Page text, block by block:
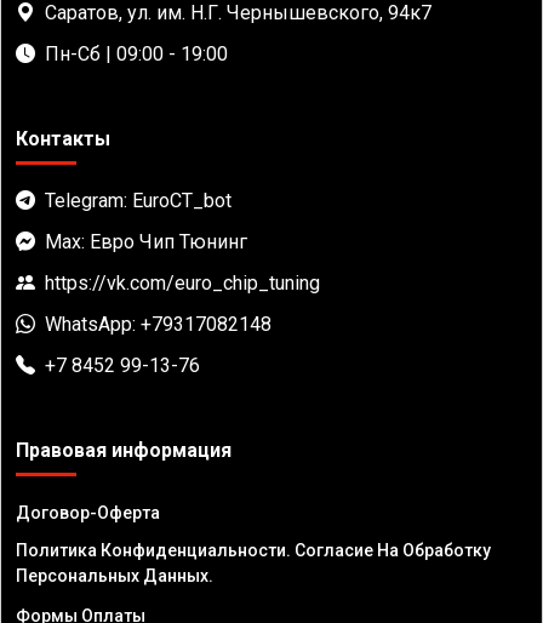
Саратов, ул. им. Н.Г. Чернышевского, 94к7
Пн-Сб | 09:00 - 19:00
Контакты
Telegram: EuroCT_bot
Max: Евро Чип Тюнинг
https://vk.com/euro_chip_tuning
WhatsApp: +79317082148
+7 8452 99-13-76
Правовая информация
Договор-Оферта
Политика Конфиденциальности. Согласие На Обработку
Персональных Данных.
Формы Оплаты